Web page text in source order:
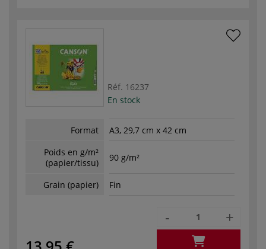
Réf. 16237
En stock
Format
A3, 29,7 cm x 42 cm
Poids en g/m²
(papier/tissu)
90 g/m²
Grain (papier) Fin
- +